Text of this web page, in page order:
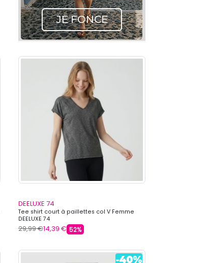
DEELUXE 74
Tee shirt court à paillettes col V Femme
DEELUXE 74
29,99 €14,39 € 52%